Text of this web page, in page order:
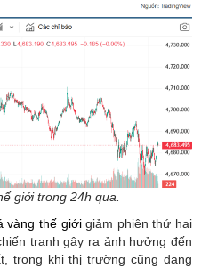
giới trong 24h qua.
vàng thế giớigiảm phiên thứ hai
tranh gây ra ảnh hưởng đến
trong khi thị trường cũng đang